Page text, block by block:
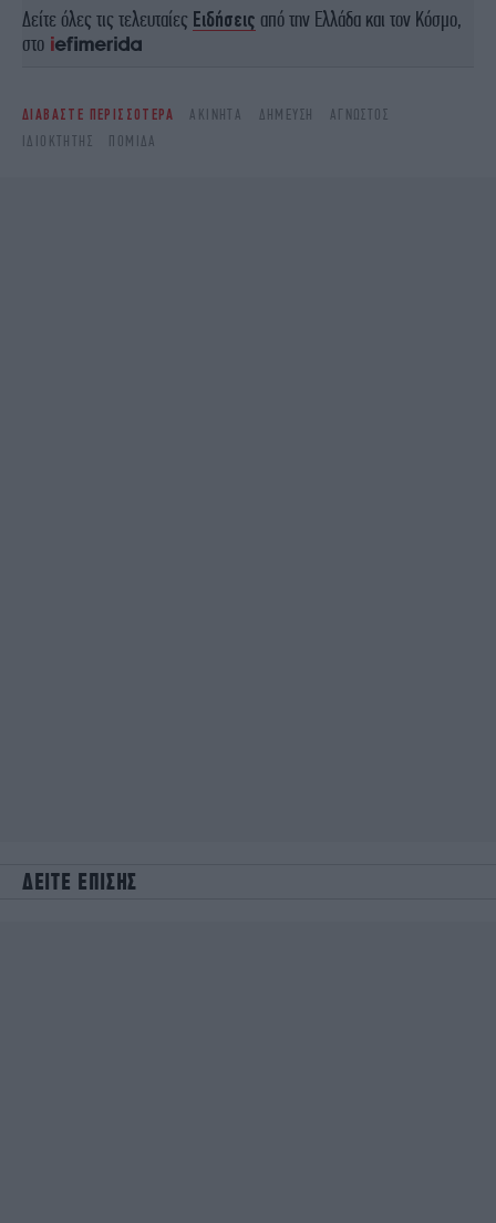
Δείτε όλες τις τελευταίες Ειδήσεις από την Ελλάδα και τον Κόσμο,
στο
ΔΙΑΒΑΣΤΕ ΠΕΡΙΣΣΟΤΕΡΑ ΑΚΊΝΗΤΑ ΔΉΜΕΥΣΗ
ΑΓΝΩΣΤΟΣ
ΙΔΙΟΚΤΉΤΗΣ
ΠΟΜΙΔΑ
ΔΕΙΤΕ ΕΠΙΣΗΣ